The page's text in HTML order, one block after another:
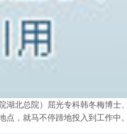
湖北总院）屈光专科韩冬梅博士
，就马不停蹄地投入到工作中。